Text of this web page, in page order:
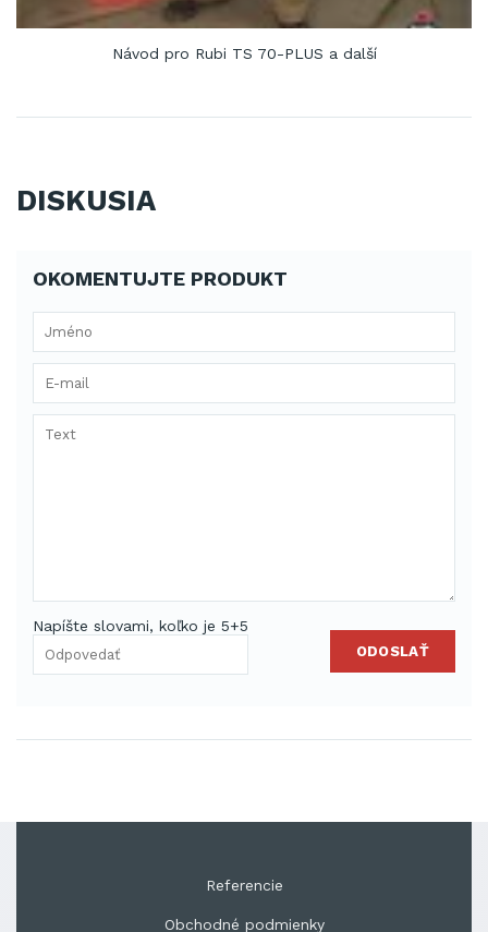
Návod pro Rubi TS 70-PLUS a další
DISKUSIA
OKOMENTUJTE PRODUKT
Napíšte slovami, koľko je 5+5
ODOSLAŤ
Referencie
Obchodné podmienky